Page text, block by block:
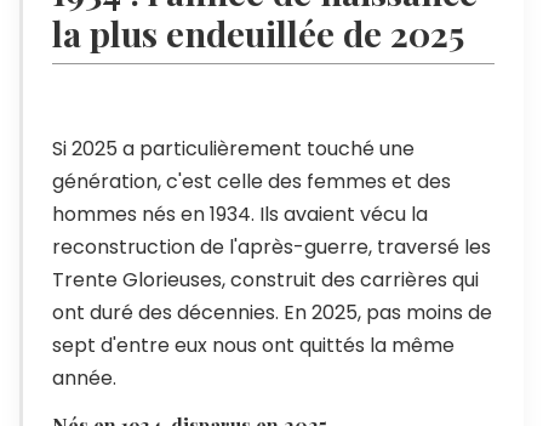
la plus endeuillée de 2025
Si 2025 a particulièrement touché une
génération, c'est celle des femmes et des
hommes nés en 1934. Ils avaient vécu la
reconstruction de l'après-guerre, traversé les
Trente Glorieuses, construit des carrières qui
ont duré des décennies. En 2025, pas moins de
sept d'entre eux nous ont quittés la même
année.